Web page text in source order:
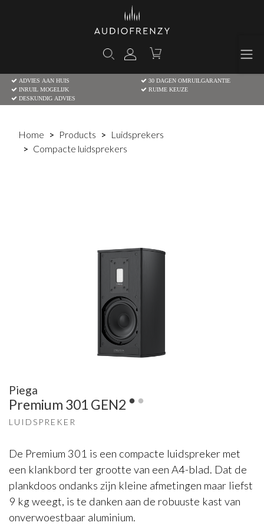
ADVIES AAN HUIS
30 DAGEN OMRUILGARANTIE
INRUIL MOGELIJK
RUIME KEUZE
DESKUNDIG ADVIES
Home Products
Luidsprekers
Compacte luidsprekers
Piega
Premium 301 GEN2
LUIDSPREKER
De Premium 301 is een compacte luidspreker met
een klankbord ter grootte van een A4-blad. Dat de
plankdoos ondanks zijn kleine afmetingen maar liefst
9 kg weegt, is te danken aan de robuuste kast van
onverwoestbaar aluminium.